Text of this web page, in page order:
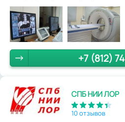
+7 (812)
СПБ НИИ ЛОР
10 отзывов